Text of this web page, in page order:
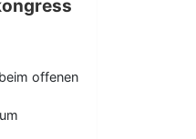
offenen